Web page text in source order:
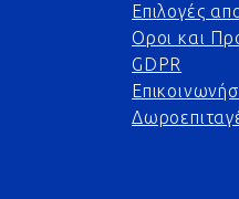
Επιλογές
Οροι και
GDPR